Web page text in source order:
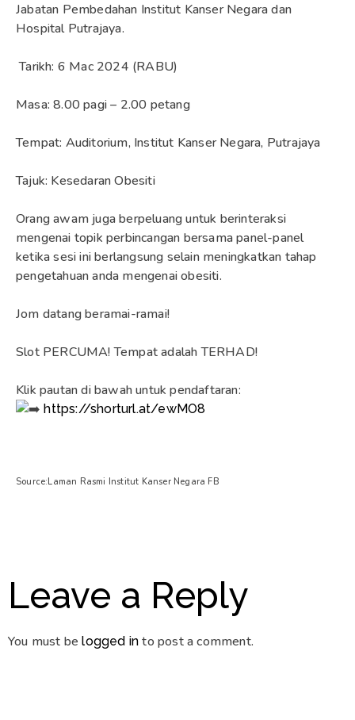
Jabatan Pembedahan Institut Kanser Negara dan
Hospital Putrajaya.
Tarikh: 6 Mac 2024 (RABU)
Masa: 8.00 pagi – 2.00 petang
Tempat: Auditorium, Institut Kanser Negara, Putrajaya
Tajuk: Kesedaran Obesiti
Orang awam juga berpeluang untuk berinteraksi
mengenai topik perbincangan bersama panel-panel
ketika sesi ini berlangsung selain meningkatkan tahap
pengetahuan anda mengenai obesiti.
Jom datang beramai-ramai!
Slot PERCUMA! Tempat adalah TERHAD!
Klik pautan di bawah untuk pendaftaran:
https://shorturl.at/ewMO8
Source:Laman Rasmi Institut Kanser Negara FB
Leave a Reply
You must belogged in to post a comment.